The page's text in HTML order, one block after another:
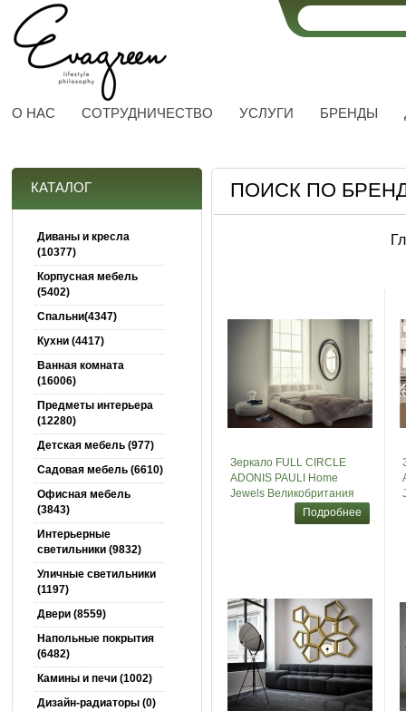
О НАС СОТРУДНИЧЕСТВО УСЛУГИ БРЕНДЫ
КАТАЛОГ
Диваны и кресла
(10377)
Корпусная мебель
(5402)
Спальни(4347)
Кухни (4417)
Ванная комната
(16006)
Предметы интерьера
(12280)
Детская мебель (977)
Садовая мебель (6610)
Офисная мебель
(3843)
Интерьерные
светильники (9832)
Уличные светильники
(1197)
Двери (8559)
Напольные покрытия
(6482)
Камины и печи (1002)
Дизайн-радиаторы (0)
ПОИСК ПО
Зеркало FULL CIRCLE
ADONIS PAULI Home
Jewels Великобритания
Подробнее